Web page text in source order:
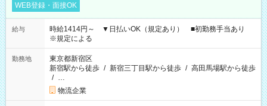
WEB登録・面接OK
給与
時給1414円～ ▼日払いOK（規定あり） ■初勤務手当あり
※規定による
勤務地
東京都新宿区
新宿駅から徒歩 / 新宿三丁目駅から徒歩 / 高田馬場駅から徒歩
/ …
物流企業